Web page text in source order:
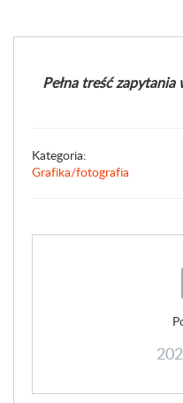
Pełna treść
Kategoria:
Grafika/fotografia